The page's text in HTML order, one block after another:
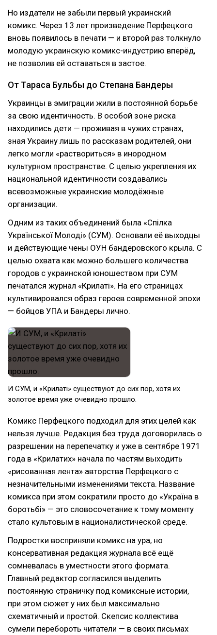
Но издатели не забыли первый украинский
комикс. Через 13 лет произведение Перфецкого
вновь появилось в печати — и второй раз толкнуло
молодую украинскую комикс-индустрию вперёд,
не позволив ей оставаться в застое.
От Тараса Бульбы до Степана Бандеры
Украинцы в эмиграции жили в постоянной борьбе
за свою идентичность. В особой зоне риска
находились дети — проживая в чужих странах,
зная Украину лишь по рассказам родителей, они
легко могли «раствориться»‎ в инородном
культурном пространстве. С целью укрепления их
национальной идентичности создавались
всевозможные украинские молодёжные
организации.
Одним из таких объединений была «Спілка
Української Молоді»‎ (СУМ). Основали её выходцы
и действующие чены ОУН бандеровского крыла. С
целью охвата как можно большего количества
городов с украинской юношеством при СУМ
печатался журнал «Крилаті»‎. На его страницах
культивировался образ героев современной эпохи
— бойцов УПА и Бандеры лично.
И СУМ, и «Крилаті»‎ существуют до сих пор, хотя их
золотое время уже очевидно прошло.
Комикс Перфецкого подходил для этих целей как
нельзя лучше. Редакция без труда договорилась о
разрешении на перепечатку и уже в сентябре 1971
года в «Крилатих»‎ начала по частям выходить
«рисованная лента»‎ авторства Перфецкого с
незначительными изменениями текста. Название
комикса при этом сократили просто до «Україна в
боротьбі»‎ — это словосочетание к тому моменту
стало культовым в националистической среде.
Подростки восприняли комикс на ура, но
консервативная редакция журнала всё ещё
сомневалась в уместности этого формата.
Главный редактор согласился выделить
постоянную страничку под комиксные истории,
при этом сюжет у них был максимально
схематичный и простой. Скепсис коллектива
сумели перебороть читатели — в своих письмах